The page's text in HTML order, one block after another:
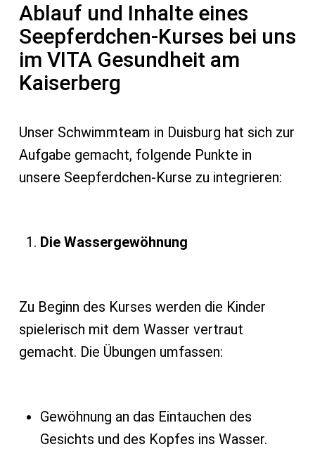
Ablauf und Inhalte eines
Seepferdchen-Kurses bei uns
im VITA Gesundheit am
Kaiserberg
Unser Schwimmteam in Duisburg hat sich zur
Aufgabe gemacht, folgende Punkte in
unsere Seepferdchen-Kurse zu integrieren:
Die Wassergewöhnung
Zu Beginn des Kurses werden die Kinder
spielerisch mit dem Wasser vertraut
gemacht. Die Übungen umfassen:
Gewöhnung an das Eintauchen des
Gesichts und des Kopfes ins Wasser.